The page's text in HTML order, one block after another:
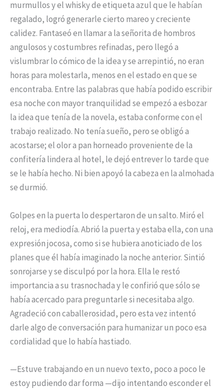
murmullos y el whisky de etiqueta azul que le habían
regalado, logró generarle cierto mareo y creciente
calidez. Fantaseó en llamar a la señorita de hombros
angulosos y costumbres refinadas, pero llegó a
vislumbrar lo cómico de la idea y se arrepintió, no eran
horas para molestarla, menos en el estado en que se
encontraba. Entre las palabras que había podido escribir
esa noche con mayor tranquilidad se empezó a esbozar
la idea que tenía de la novela, estaba conforme con el
trabajo realizado. No tenía sueño, pero se obligó a
acostarse; el olor a pan horneado proveniente de la
confitería lindera al hotel, le dejó entrever lo tarde que
se le había hecho. Ni bien apoyó la cabeza en la almohada
se durmió.
Golpes en la puerta lo despertaron de un salto. Miró el
reloj, era mediodía. Abrió la puerta y estaba ella, con una
expresión jocosa, como si se hubiera anoticiado de los
planes que él había imaginado la noche anterior. Sintió
sonrojarse y se disculpó por la hora. Ella le restó
importancia a su trasnochada y le confirió que sólo se
había acercado para preguntarle si necesitaba algo.
Agradeció con caballerosidad, pero esta vez intentó
darle algo de conversación para humanizar un poco esa
cordialidad que lo había hastiado.
—Estuve trabajando en un nuevo texto, poco a poco le
estoy pudiendo dar forma —dijo intentando esconder el